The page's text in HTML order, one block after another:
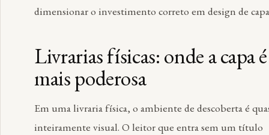
dimensionar o investimento correto em design de
Livrarias físicas: onde a capa é
mais poderosa
Em uma livraria física, o ambiente de descoberta é
inteiramente visual. O leitor que entra sem um título